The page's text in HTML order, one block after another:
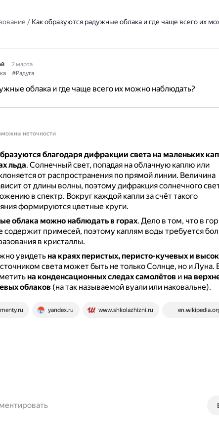
/ Как образуются радужные облака и где чаще всего их
2 марта
#Радуга
облака и где чаще всего их можно наблюдать?
неточности
благодаря дифракции света на маленьких
льда. Солнечный свет, попадая на облачную каплю или
от распространения по прямой линии. Величина
от длины волны, поэтому дифракция солнечного
в спектр. Вокруг каждой капли за счёт такого
формируются цветные круги.
облака можно наблюдать в горах. Дело в том, что в
содержит примесей, поэтому каплям воды требуется
в кристаллы.
увидеть на краях перистых, перисто-кучевых и
света может быть не только Солнце, но и Луна.
на конденсационных следах самолётови на
облаков(на так называемой вуали или наковальне).
yandex.ru www.shkolazhizni.ru